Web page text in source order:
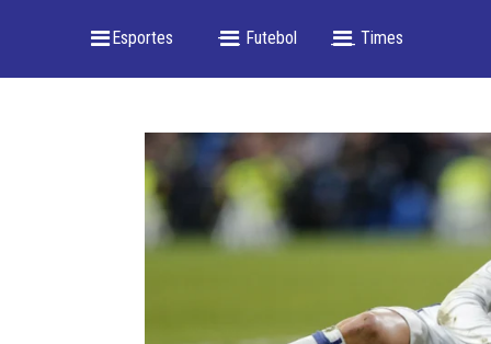
_ Esportes -- _ Futebol ___ Times